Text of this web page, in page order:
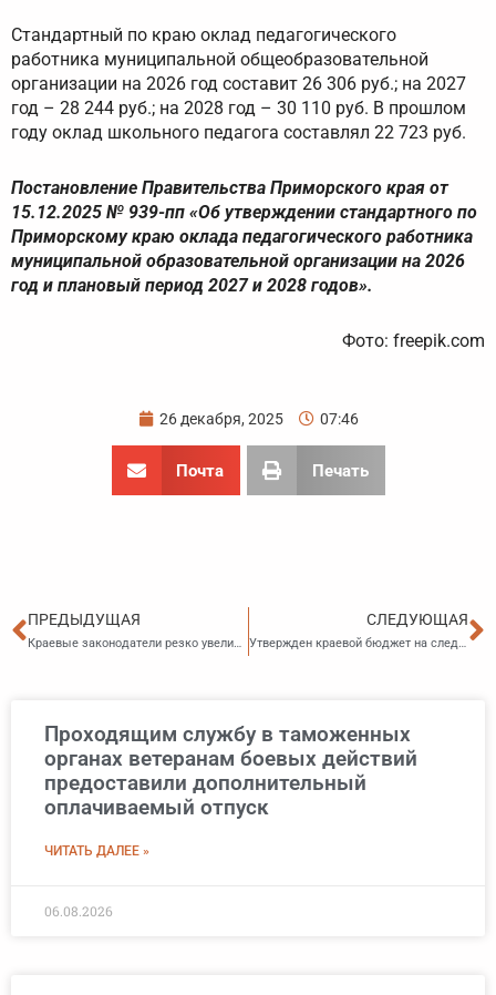
Стандартный по краю оклад педагогического
работника муниципальной общеобразовательной
организации на 2026 год составит 26 306 руб.; на 2027
год – 28 244 руб.; на 2028 год – 30 110 руб. В прошлом
году оклад школьного педагога составлял 22 723 руб.
Постановление Правительства Приморского края от
15.12.2025 № 939-пп «Об утверждении стандартного по
Приморскому краю оклада педагогического работника
муниципальной образовательной организации на 2026
год и плановый период 2027 и 2028 годов».
Фото: freepik.com
26 декабря, 2025 07:46
Почта Печать
Пред
ПРЕДЫДУЩАЯ
Краевые законодатели резко увеличили штрафы за незаконную торговлю
СЛЕДУЮЩАЯ
Утвержден краевой бюджет на следующий год
Проходящим службу в таможенных
органах ветеранам боевых действий
предоставили дополнительный
оплачиваемый отпуск
ЧИТАТЬ ДАЛЕЕ »
06.08.2026